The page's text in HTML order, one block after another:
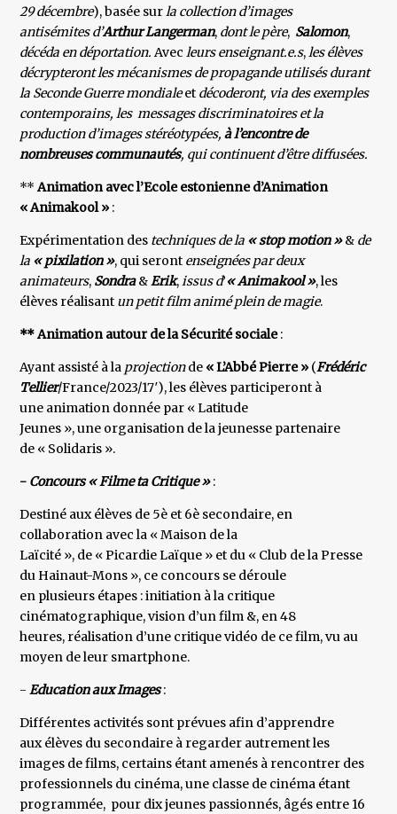
29 décembre), basée surla collection d’images
antisémites d’Arthur Langerman, dont le père, Salomon,
décéda en déportation. Avec leurs enseignant.e.s,les élèves
décrypteront les mécanismes de propagande utilisés durant
la Seconde Guerre mondialeet décoderont, via des exemples
contemporains, les messages discriminatoires et la
production d’images stéréotypées, à l’encontre de
nombreuses communautés, qui continuent d’être diffusées.
**Animation avec l’Ecole estonienne d’Animation
« Animakool » :
Expérimentation des techniques de la « stop motion »& de
la « pixilation », qui seront enseignées par deux
animateurs, Sondra&Erik,issus d’« Animakool », les
élèves réalisant un petit film animéplein de magie.
** Animation autour de la Sécurité sociale:
Ayant assisté à la projectionde « L’Abbé Pierre » (Frédéric
Tellier/France/2023/17′), les élèves participeront à
une animation donnée par « Latitude
Jeunes », une organisation de la jeunesse partenaire
de « Solidaris ».
- Concours « Filme ta Critique »:
Destiné aux élèves de 5è et 6è secondaire, en
collaboration avec la « Maison de la
Laïcité », de « Picardie Laïque » et du « Club de la Presse
du Hainaut-Mons », ce concours se déroule
en plusieurs étapes : initiation à la critique
cinématographique, vision d’un film &, en 48
heures, réalisation d’une critique vidéo de ce film, vu au
moyen de leur smartphone.
- Education aux Images:
Différentes activités sont prévues afin d’apprendre
aux élèves du secondaire à regarder autrement les
images de films, certains étant amenés à rencontrer des
professionnels du cinéma, une classe de cinéma étant
programmée, pour dix jeunes passionnés, âgés entre 16